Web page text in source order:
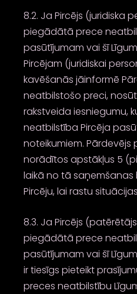
8.2. Ja Pircējs (juridiska
piegādātā prece
pasūtījumam vai šī
Pircējam (juridiskai
kavēšanās jāinformē
neatbilstošo preci,
rakstveida iesniegumu,
neatbilstība Pircēja
noteikumiem.
norādītos apstākļus 5
laikā no tā saņemšanas
Pircēju, lai rastu
8.3. Ja Pircējs
piegādātā prece
pasūtījumam vai šī
ir tiesīgs pieteikt
preces neatbilstību